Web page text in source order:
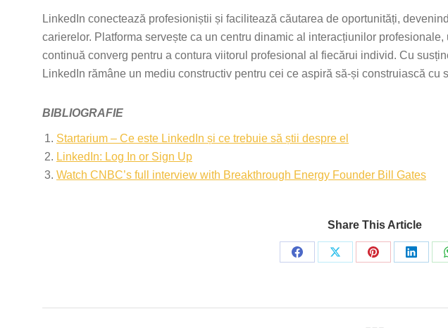
LinkedIn conectează profesioniștii și facilitează căutarea de oportunități,
carierelor. Platforma servește ca un centru dinamic al interacțiunilor
continuă converg pentru a contura viitorul profesional al fiecărui individ. Cu
LinkedIn rămâne un mediu constructiv pentru cei ce aspiră să-și construiască
BIBLIOGRAFIE
Startarium – Ce este LinkedIn și ce trebuie să știi despre el
LinkedIn: Log In or Sign Up
Watch CNBC’s full interview with Breakthrough Energy Founder Bill Gates
Share This Article
Share
Share
Share
Share